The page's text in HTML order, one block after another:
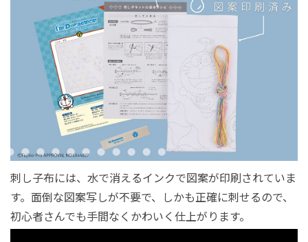
刺し子布には、水で消えるインクで図案が印刷されていま
す。面倒な図案写しが不要で、しかも正確に刺せるので、
初心者さんでも手間なくかわいく仕上がります。